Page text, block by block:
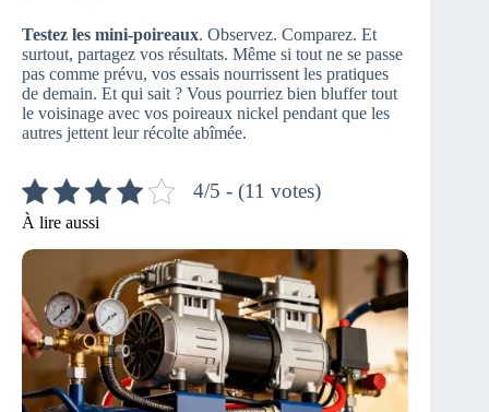
Testez les mini-poireaux. Observez. Comparez. Et
surtout, partagez vos résultats. Même si tout ne se passe
pas comme prévu, vos essais nourrissent les pratiques
de demain. Et qui sait ? Vous pourriez bien bluffer tout
le voisinage avec vos poireaux nickel pendant que les
autres jettent leur récolte abîmée.
4/5 - (11 votes)
À lire aussi